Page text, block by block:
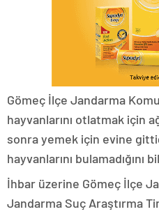
Gömeç İlçe Jandarma
hayvanlarını otlatmak için
sonra yemek için evine
hayvanlarını bulamadığını
İhbar üzerine Gömeç İlçe
Jandarma Suç Araştırma